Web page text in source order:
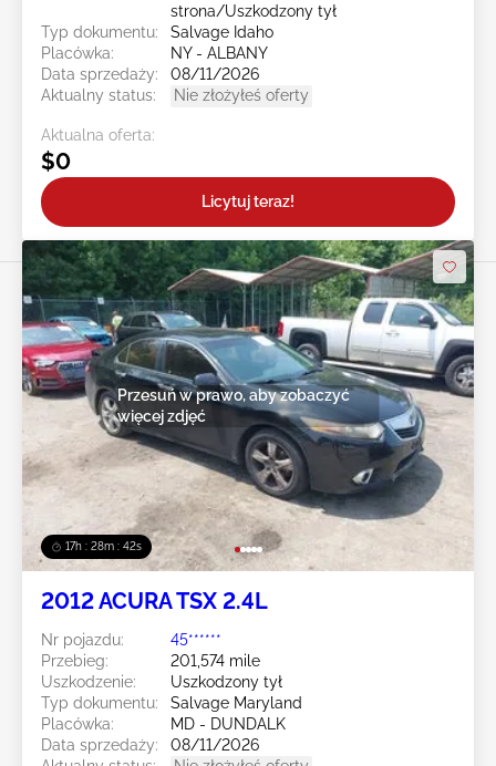
strona/Uszkodzony tył
Typ dokumentu:
Salvage Idaho
Placówka:
NY - ALBANY
Data sprzedaży:
08/11/2026
Aktualny status:
Nie złożyłeś oferty
Aktualna oferta:
$0
Licytuj teraz!
17h : 28m : 39s
Przesuń w prawo, aby zobaczyć
więcej zdjęć
2012 ACURA TSX 2.4L
Nr pojazdu:
45******
Przebieg:
201,574 mile
Uszkodzenie:
Uszkodzony tył
Typ dokumentu:
Salvage Maryland
Placówka:
MD - DUNDALK
Data sprzedaży:
08/11/2026